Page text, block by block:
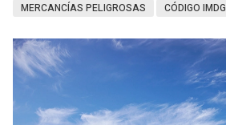
MERCANCÍAS PELIGROSAS
CÓDIGO IMDG